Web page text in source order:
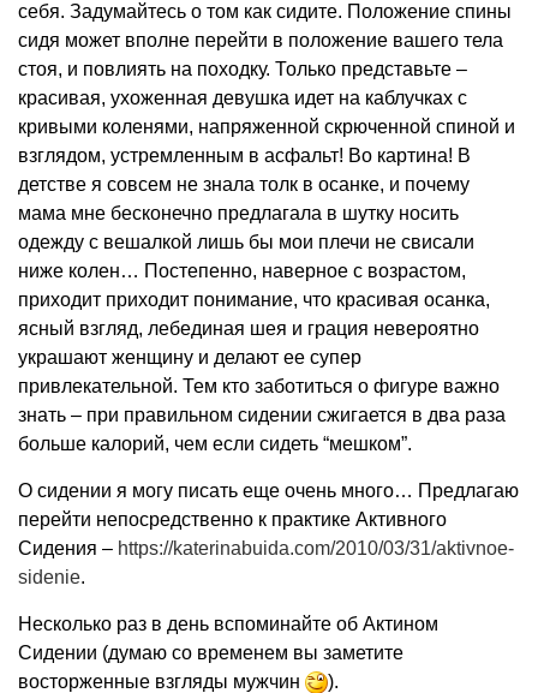
себя. Задумайтесь о том как сидите. Положение спины
сидя может вполне перейти в положение вашего тела
стоя, и повлиять на походку. Только представьте –
красивая, ухоженная девушка идет на каблучках с
кривыми коленями, напряженной скрюченной спиной и
взглядом, устремленным в асфальт! Во картина! В
детстве я совсем не знала толк в осанке, и почему
мама мне бесконечно предлагала в шутку носить
одежду с вешалкой лишь бы мои плечи не свисали
ниже колен… Постепенно, наверное с возрастом,
приходит приходит понимание, что красивая осанка,
ясный взгляд, лебединая шея и грация невероятно
украшают женщину и делают ее супер
привлекательной. Тем кто заботиться о фигуре важно
знать – при правильном сидении сжигается в два раза
больше калорий, чем если сидеть “мешком”.
О сидении я могу писать еще очень много… Предлагаю
перейти непосредственно к практике Активного
Сидения – https://katerinabuida.com/2010/03/31/aktivnoe-
sidenie.
Несколько раз в день вспоминайте об Актином
Сидении (думаю со временем вы заметите
восторженные взгляды мужчин
).